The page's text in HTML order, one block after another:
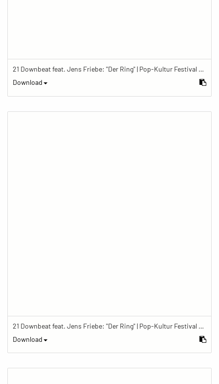
21 Downbeat feat. Jens Friebe: "Der Ring" | Pop-Kultur Festival 2019
Download
21 Downbeat feat. Jens Friebe: "Der Ring" | Pop-Kultur Festival 2019
Download